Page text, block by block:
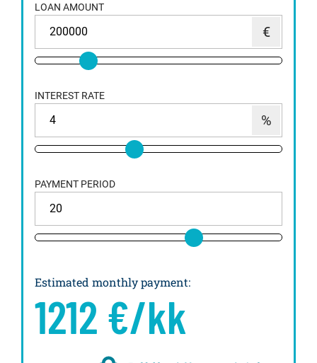
LOAN AMOUNT
INTEREST RATE
PAYMENT PERIOD
Estimated monthly payment:
1212 €/kk